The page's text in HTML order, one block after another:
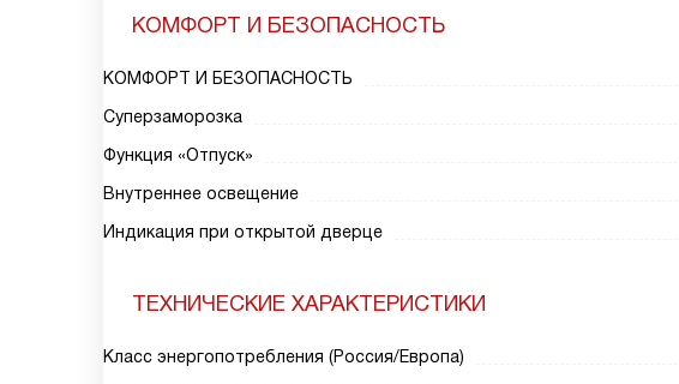
КОМФОРТ И БЕЗОПАСНОСТЬ
КОМФОРТ И БЕЗОПАСНОСТЬ
Суперзаморозка
Функция «Отпуск»
Внутреннее освещение
Индикация при открытой дверце
ТЕХНИЧЕСКИЕ ХАРАКТЕРИСТИКИ
Класс энергопотребления (Россия/Европа)